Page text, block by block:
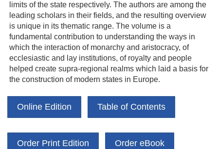
limits of the state respectively. The authors are among the
leading scholars in their fields, and the resulting overview
is unique in its thematic range. The volume is a
fundamental contribution to understanding the ways in
which the interaction of monarchy and aristocracy, of
ecclesiastic and lay institutions, of royalty and people
helped create supra-regional realms which laid a basis for
the construction of modern states in Europe.
Online Edition Table of Contents
Order Print Edition Order eBook